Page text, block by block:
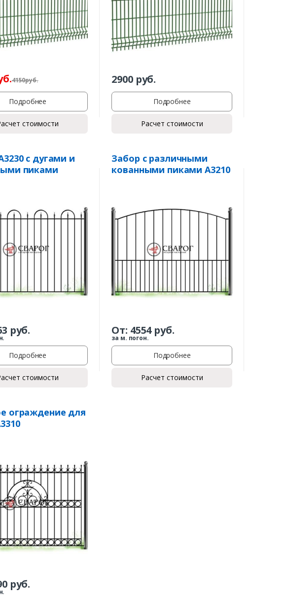
4150руб.
Подробнее
стоимости
2900руб.
Подробнее
Расчет стоимости
с дугами и
пиками
руб.
Подробнее
стоимости
Забор с различными
кованными пиками А3210
От: 4554руб.
за м. погон.
Подробнее
Расчет стоимости
ограждение для
руб.